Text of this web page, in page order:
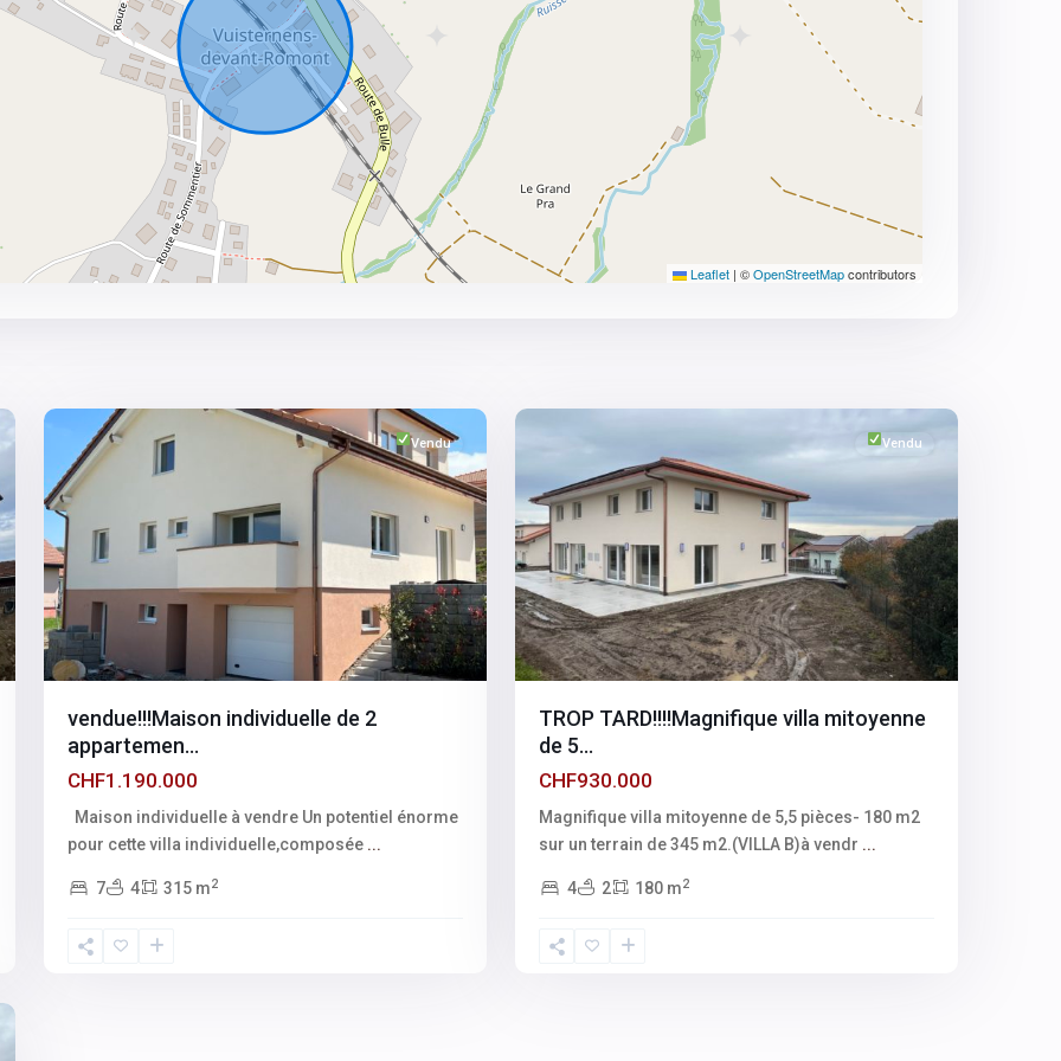
Leaflet | ©OpenStreetMapcontributors
Vendu
vendue!!!Maison individuelle de 2
appartemen...
CHF1.190.000
Maison individuelle à vendre Un potentiel énorme
pour cette villa individuelle,composée ...
7 4 315 m2
Vendu
TROP TARD!!!!Magnifique villa mitoyenne
de 5...
CHF930.000
Magnifique villa mitoyenne de 5,5 pièces- 180 m2
sur un terrain de 345 m2.(VILLA B)à vendr ...
4 2 180 m2